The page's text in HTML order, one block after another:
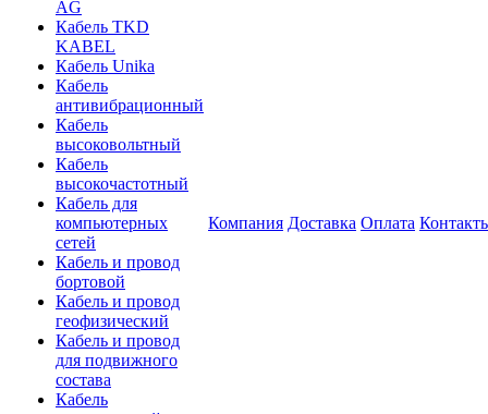
AG
Кабель TKD
KABEL
Кабель Unika
Кабель
антивибрационный
Кабель
высоковольтный
Кабель
высокочастотный
Кабель для
компьютерных
сетей
Кабель и провод
бортовой
Кабель и провод
геофизический
Кабель и провод
для подвижного
состава
Кабель
Компания Доставка Оплата